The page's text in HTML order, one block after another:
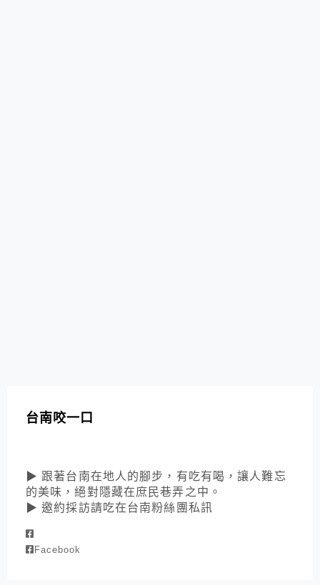
台南咬一口
▶ 跟著台南在地人的腳步，有吃有喝，讓人難忘
的美味，絕對隱藏在庶民巷弄之中。
▶ 邀約採訪請吃在台南粉絲團私訊
Facebook